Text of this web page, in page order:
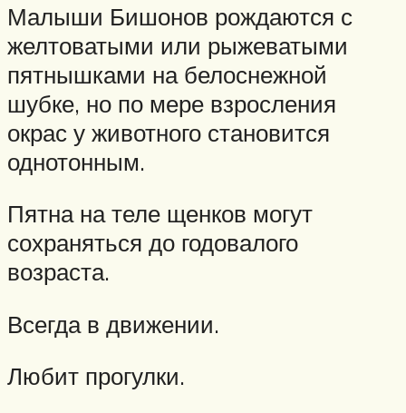
Малыши Бишонов рождаются с
желтоватыми или рыжеватыми
пятнышками на белоснежной
шубке, но по мере взросления
окрас у животного становится
однотонным.
Пятна на теле щенков могут
сохраняться до годовалого
возраста.
Всегда в движении.
Любит прогулки.